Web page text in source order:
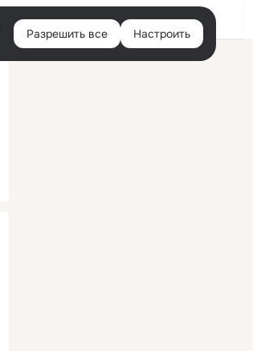
Войти
Разрешить все Настроить